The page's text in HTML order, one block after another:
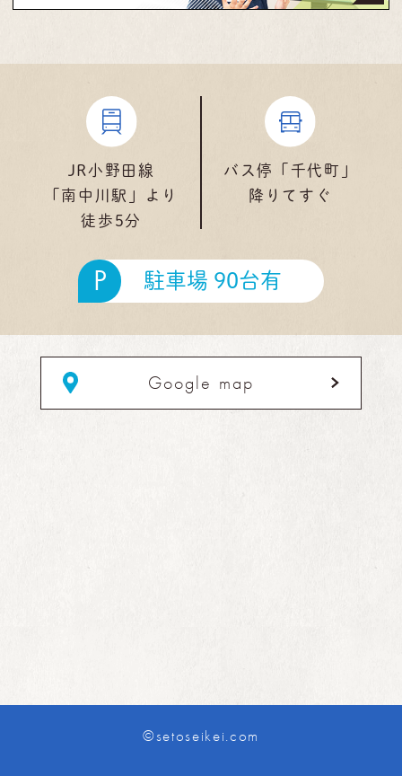
JR小野田線
「南中川駅」より
徒歩5分
バス停「千代町」
降りてすぐ
P 駐車場 90台有
Google map
©setoseikei.com